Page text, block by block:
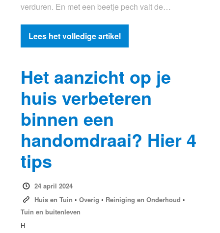
verduren. En met een beetje pech valt de…
Lees het volledige artikel
Het aanzicht op je
huis verbeteren
binnen een
handomdraai? Hier 4
tips
24 april 2024
Huis en Tuin • Overig • Reiniging en Onderhoud •
Tuin en buitenleven
H